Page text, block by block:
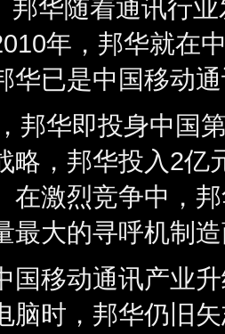
邦华随着通讯行
年，邦华就在
华已是中国移动
邦华即投身中国
略，邦华投入2亿
在激烈竞争中，
最大的寻呼机制
国移动通讯产业
脑时，邦华仍旧